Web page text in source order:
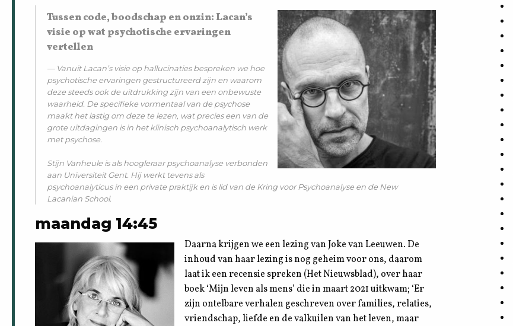
Tussen code, boodschap en onzin: Lacan’s
visie op wat psychotische ervaringen
vertellen
Vanuit Lacan’s visie op hallucinaties bespreken we hoe
psychotische ervaringen gestructureerd zijn en waarom
deze steeds ook de uitdrukking zijn van een onbewuste
waarheid. De specifieke vormentaal van de psychose
maakt het lastig om deze te lezen, wat precies een van de
grote uitdagingen is in het klinisch psychoanalytisch werk
met psychose.
Stijn Vanheule is als hoogleraar psychoanalyse verbonden
aan Universiteit Gent. Hij werkt tevens als
psychoanalyticus in een private praktijk en is lid van de Kring voor Psychoanalyse en de New
Lacanian School.
maandag 14:45
Daarna krijgen we een lezing van Joke van Leeuwen. De
inhoud van haar lezing is nog geheim voor ons, daarom
laat ik een recensie spreken (Het Nieuwsblad), over haar
boek ‘Mijn leven als mens’ die in maart 2021 uitkwam; ‘Er
zijn ontelbare verhalen geschreven over families, relaties,
vriendschap, liefde en de valkuilen van het leven, maar